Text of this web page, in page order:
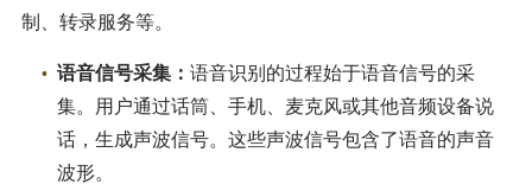
制、转录服务等。
语音信号采集： 语音识别的过程始于语音信号的采
集。用户通过话筒、手机、麦克风或其他音频设备说
话，生成声波信号。这些声波信号包含了语音的声音
波形。